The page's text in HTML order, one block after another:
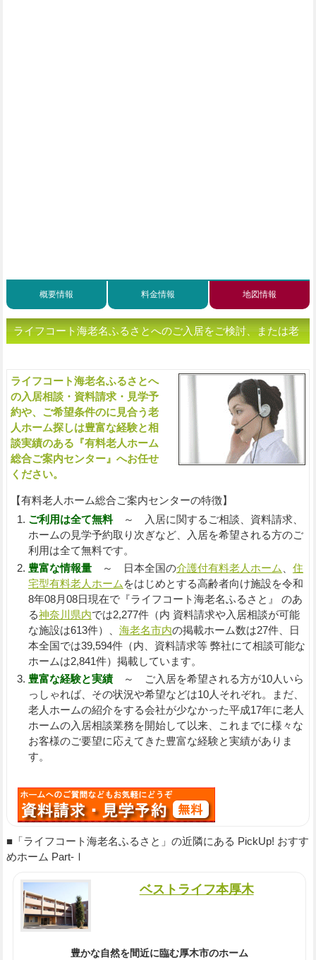
概要情報 料金情報 地図情報
ライフコート海老名ふるさとへのご入居をご検討、または老
ライフコート海老名ふるさとへ
の入居相談・資料請求・見学予
約や、ご希望条件のに見合う老
人ホーム探しは豊富な経験と相
談実績のある『有料老人ホーム
総合ご案内センター』へお任せ
ください。
【有料老人ホーム総合ご案内センターの特徴】
ご利用は全て無料～ 入居に関するご相談、資料請求、
ホームの見学予約取り次ぎなど、入居を希望される方のご
利用は全て無料です。
豊富な情報量～ 日本全国の介護付有料老人ホーム
住
宅型有料老人ホーム をはじめとする高齢者向け施設を令和
8年08月08日現在で『ライフコート海老名ふるさと』 のあ
る神奈川県内では2,277件（内 資料請求や入居相談が可能
な施設は613件）、 海老名市内の掲載ホーム数は27件、日
本全国では39,594件（内、資料請求等 弊社にて相談可能な
ホームは2,841件）掲載しています。
豊富な経験と実績～ ご入居を希望される方が10人いら
っしゃれば、その状況や希望などは10人それぞれ。まだ、
老人ホームの紹介をする会社が少なかった平成17年に老人
ホームの入居相談業務を開始して以来、これまでに様々な
お客様のご要望に応えてきた豊富な経験と実績がありま
す。
■「ライフコート海老名ふるさと」の近隣にある PickUp! おすす
めホーム Part-Ⅰ
ベストライフ本厚木
豊かな自然を間近に臨む厚木市のホーム